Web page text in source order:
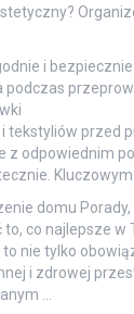
i
podczas
i tekstyliów przed
z odpowiednim
Kluczowym
domu
to, co najlepsze w
nie tylko
i zdrowej
…